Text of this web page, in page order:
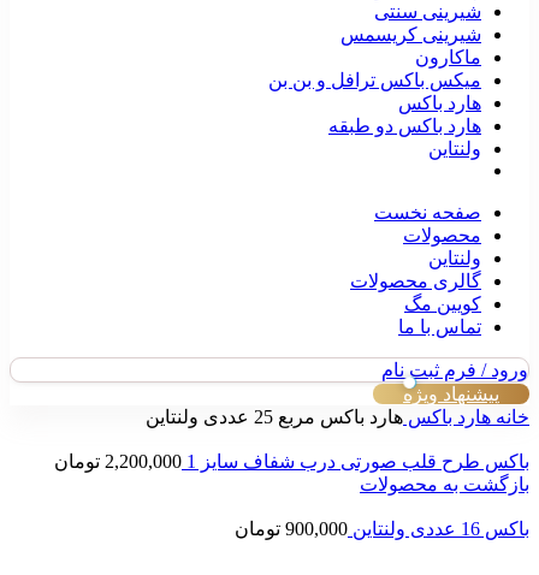
شیرینی سنتی
شیرینی کریسمس
ماکارون
میکس باکس ترافل و بن بن
هارد باکس
هارد باکس دو طبقه
ولنتاین
صفحه نخست
محصولات
ولنتاین
گالری محصولات
کویین مگ
تماس با ما
ورود / فرم ثبت نام
پیشنهاد ویژه
خانه هارد باکس هارد باکس مربع 25 عددی ولنتاین
باکس طرح قلب صورتی درب شفاف سایز 1 2,200,000 تومان
بازگشت به محصولات
باکس 16 عددی ولنتاین 900,000 تومان